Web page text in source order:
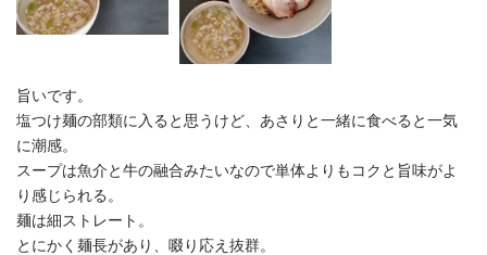
旨いです。
塩つけ麺の部類に入ると思うけど、あさりと一緒に食べると一気
に潮感。
スープは魚介と牛の融合みたいなので単体よりもコクと旨味がよ
り感じられる。
麺は細ストレート。
とにかく麺長があり、啜り応え抜群。